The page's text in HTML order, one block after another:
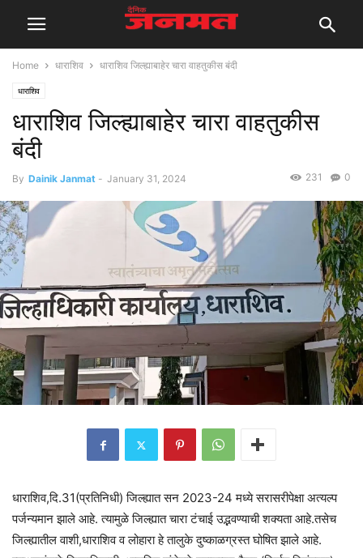
Home धाराशिव धाराशिव जिल्ह्याबाहेर चारा वाहतुकीस बंदी
धाराशिव
धाराशिव जिल्ह्याबाहेर चारा वाहतुकीस
बंदी
By Dainik Janmat - January 31, 2024 0
231
धाराशिव,दि.31(प्रतिनिधी) जिल्ह्यात सन 2023-24 मध्ये सरासरीपेक्षा अत्यल्प
पर्जन्यमान झाले आहे. त्यामुळे जिल्ह्यात चारा टंचाई उद्भवण्याची शक्यता आहे.तसेच
जिल्ह्यातील वाशी,धाराशिव व लोहारा हे तालुके दुष्काळग्रस्त घोषित झाले आहे.